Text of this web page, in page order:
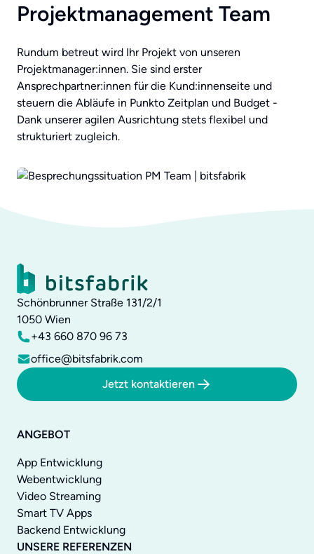
Projektmanagement Team
Rundum betreut wird Ihr Projekt von unseren
Projektmanager:innen. Sie sind erster
Ansprechpartner:innen für die Kund:innenseite und
steuern die Abläufe in Punkto Zeitplan und Budget -
Dank unserer agilen Ausrichtung stets flexibel und
strukturiert zugleich.
Schönbrunner Straße 131/2/1
1050 Wien
+43 660 870 96 73
office@bitsfabrik.com
Jetzt kontaktieren
ANGEBOT
App Entwicklung
Webentwicklung
Video Streaming
Smart TV Apps
Backend Entwicklung
UNSERE REFERENZEN